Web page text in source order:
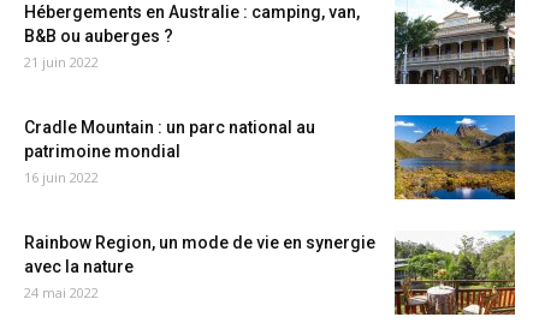
Hébergements en Australie : camping, van,
B&B ou auberges ?
21 juin 2022
Cradle Mountain : un parc national au
patrimoine mondial
16 juin 2022
Rainbow Region, un mode de vie en synergie
avec la nature
24 mai 2022